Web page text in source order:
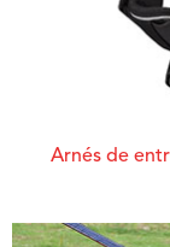
Arnés de